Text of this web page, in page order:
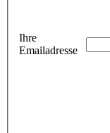
Ihre
Emailadresse